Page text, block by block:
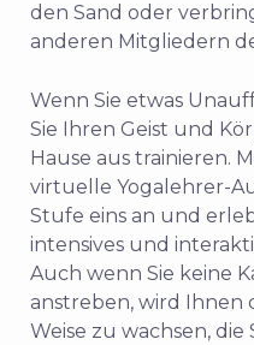
den Sand oder
anderen Mitgliedern
Wenn Sie etwas
Sie Ihren Geist und
Hause aus trainieren.
virtuelle Yogalehrer-
Stufe eins an und
intensives und
Auch wenn Sie keine
anstreben, wird Ihnen
Weise zu wachsen,